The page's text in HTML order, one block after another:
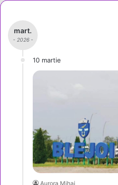
mart.
- 2026 -
10 martie
Aurora Mihai